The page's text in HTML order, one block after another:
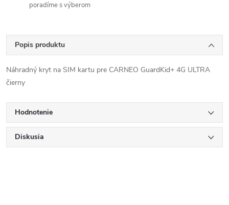
poradíme s výberom
Popis produktu
Náhradný kryt na SIM kartu pre CARNEO GuardKid+ 4G ULTRA
čierny
Hodnotenie
Diskusia